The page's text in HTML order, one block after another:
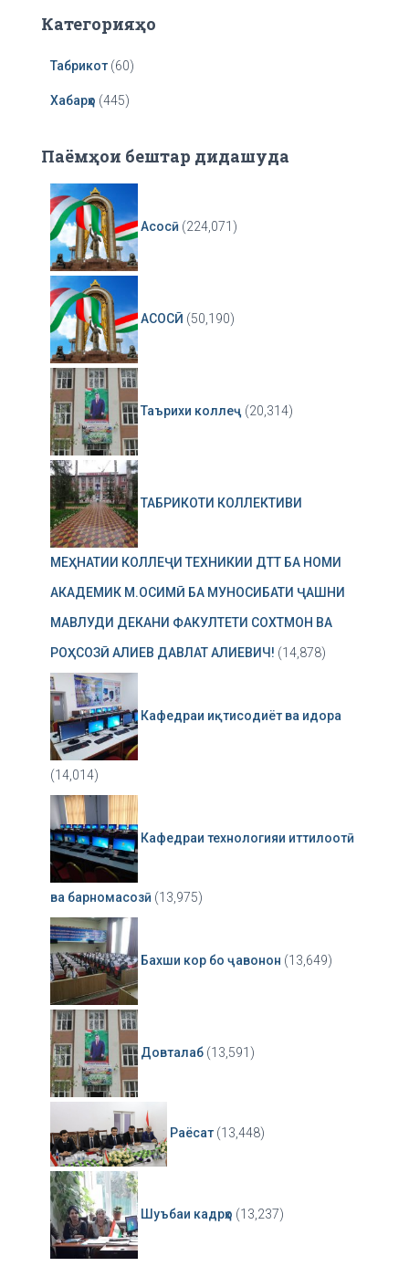
Категорияҳо
Табрикот (60)
Хабарҳо (445)
Паёмҳои бештар дидашуда
Асосӣ (224,071)
АСОСӢ (50,190)
Таърихи коллеҷ (20,314)
ТАБРИКОТИ КОЛЛЕКТИВИ
МЕҲНАТИИ КОЛЛЕҶИ ТЕХНИКИИ ДТТ БА НОМИ
АКАДЕМИК М.ОСИМӢ БА МУНОСИБАТИ ҶАШНИ
МАВЛУДИ ДЕКАНИ ФАКУЛТЕТИ СОХТМОН ВА
РОҲСОЗӢ АЛИЕВ ДАВЛАТ АЛИЕВИЧ! (14,878)
Кафедраи иқтисодиёт ва идора
(14,014)
Кафедраи технологияи иттилоотӣ
ва барномасозӣ (13,975)
Бахши кор бо ҷавонон (13,649)
Довталаб (13,591)
Раёсат (13,448)
Шуъбаи кадрҳо (13,237)